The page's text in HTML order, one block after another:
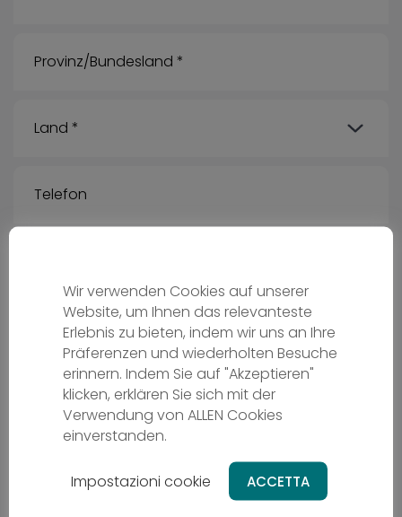
Deine Nachricht für uns:
Wir verwenden Cookies auf unserer
Website, um Ihnen das relevanteste
Erlebnis zu bieten, indem wir uns an Ihre
Präferenzen und wiederholten Besuche
erinnern. Indem Sie auf "Akzeptieren"
klicken, erklären Sie sich mit der
Verwendung von ALLEN Cookies
einverstanden.
Impostazioni cookie ACCETTA